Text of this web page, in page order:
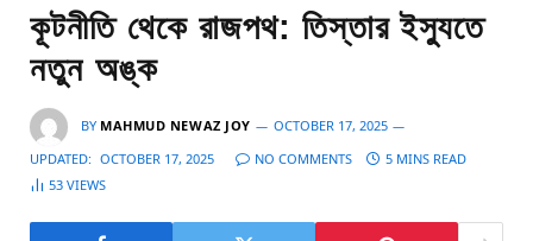
কূটনীতি থেকে রাজপথ: তিস্তার ইস্যুতে
নতুন অঙ্ক
BY MAHMUD NEWAZ JOY
OCTOBER 17, 2025
UPDATED: OCTOBER 17, 2025 NO COMMENTS
5 MINS READ
53 VIEWS